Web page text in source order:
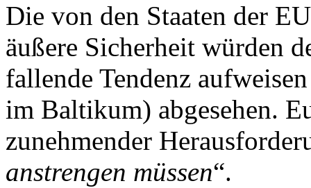
Die von den Staaten der
äußere Sicherheit würden
fallende Tendenz
im Baltikum) abgesehen.
zunehmender
anstrengen müssen“.